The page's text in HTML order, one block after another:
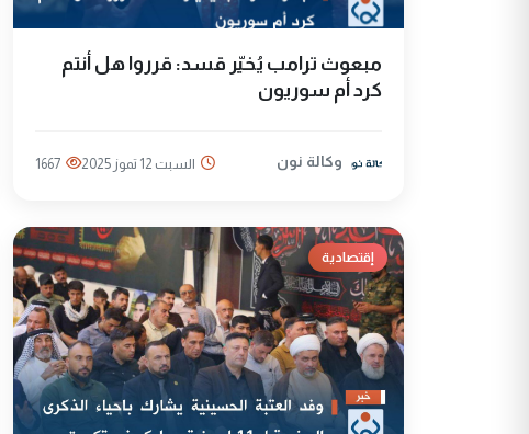
مبعوث ترامب يُخيّر قسد: قرروا هل أنتم
كرد أم سوريون
وكالة نون السبت 12 تموز 2025 1667
إقتصادية